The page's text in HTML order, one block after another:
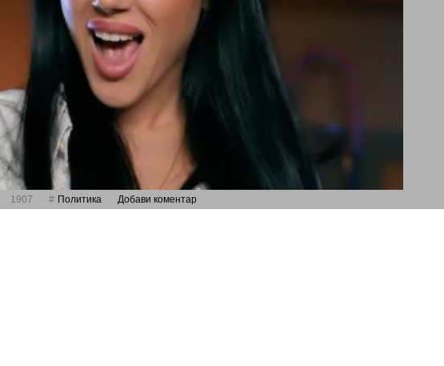
1907 Политика Добави коментар